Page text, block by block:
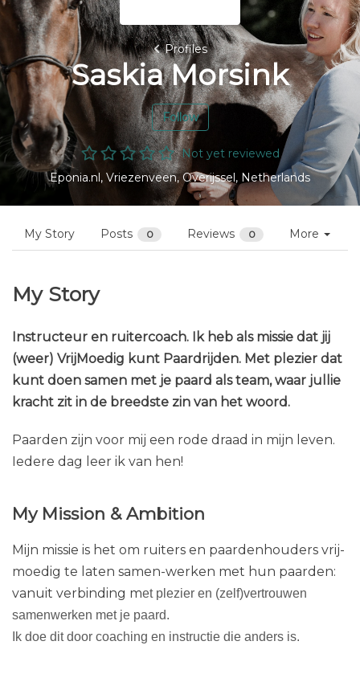
Profiles
Saskia Morsink
Follow
Not yet reviewed
Eponia.nl, Vriezenveen, Overijssel, Netherlands
My Story Posts 0 Reviews 0 More
My Story
Instructeur en ruitercoach. Ik heb als missie dat jij
(weer) VrijMoedig kunt Paardrijden. Met plezier dat
kunt doen samen met je paard als team, waar jullie
kracht zit in de breedste zin van het woord.
Paarden zijn voor mij een rode draad in mijn leven.
Iedere dag leer ik van hen!
My Mission & Ambition
Mijn missie is het om ruiters en paardenhouders vrij-
moedig te laten samen-werken met hun paarden:
vanuit verbinding met plezier en (zelf)vertrouwen
samenwerken met je paard.
Ik doe dit door coaching en instructie die anders is.